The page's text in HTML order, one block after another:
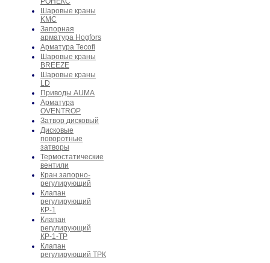
Шаровые краны
KMC
Запорная
арматура Hogfors
Арматура Tecofi
Шаровые краны
BREEZE
Шаровые краны
LD
Приводы AUMA
Арматура
OVENTROP
Затвор дисковый
Дисковые
поворотные
затворы
Термостатические
вентили
Кран запорно-
регулирующий
Клапан
регулирующий
КР-1
Клапан
регулирующий
КР-1-ТР
Клапан
регулирующий ТРК